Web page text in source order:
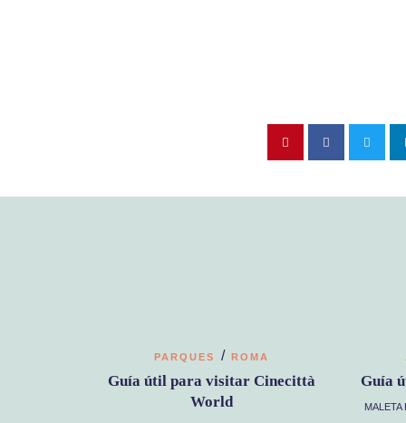
PARQUES / ROMA
Guía útil para visitar Cinecittà
World
Guía
MALETA